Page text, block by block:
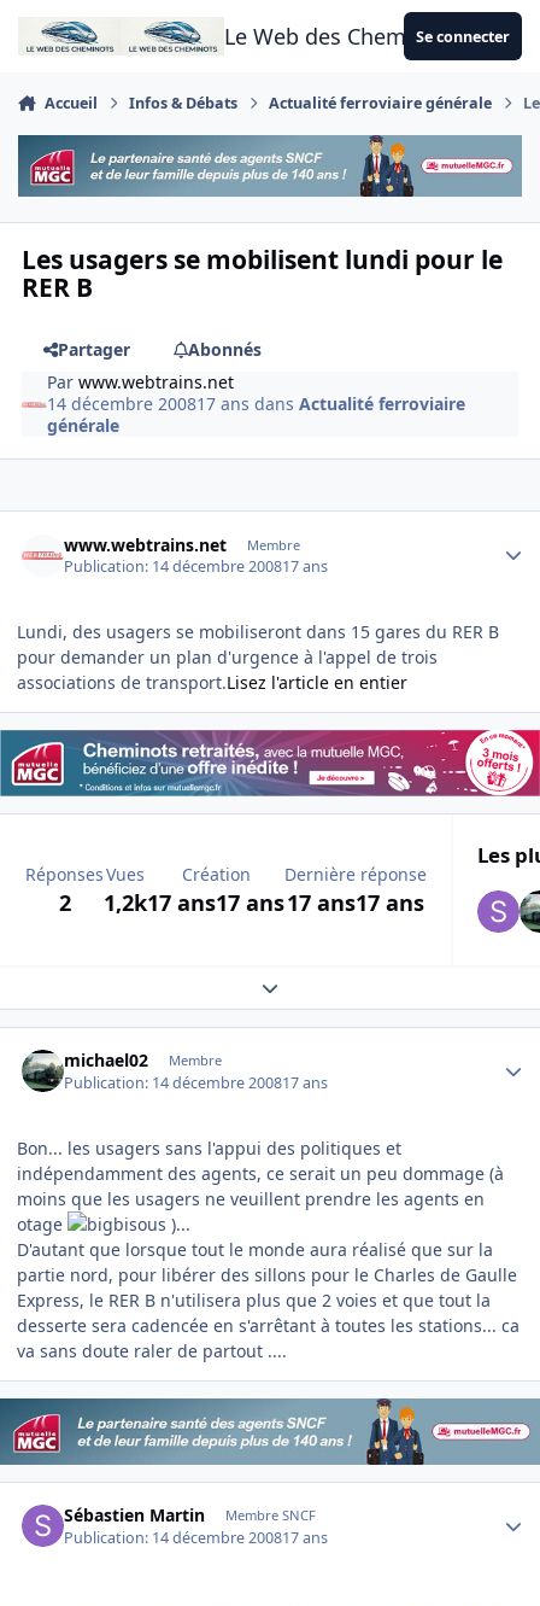
Aller au contenu
Le Web des CheminotsSe connecter
Accueil Infos & Débats Actualité ferroviaire générale
Les usagers se mobilisent lundi pour le
RER B
Partager
Abonnés
Parwww.webtrains.net
14 décembre 200817 ans dansActualité ferroviaire
générale
www.webtrains.net Membre
Publication: 14 décembre 200817 ans
Lundi, des usagers se mobiliseront dans 15 gares du RER B
pour demander un plan d'urgence à l'appel de trois
associations de transport.Lisez l'article en entier
Réponses
2
Vues
1,2k
Création
17 ans17 ans
Dernière réponse
17 ans17 ans
Les
Expand topic overview
michael02 Membre
Publication: 14 décembre 200817 ans
Bon... les usagers sans l'appui des politiques et
indépendamment des agents, ce serait un peu dommage (à
moins que les usagers ne veuillent prendre les agents en
otage
)...
D'autant que lorsque tout le monde aura réalisé que sur la
partie nord, pour libérer des sillons pour le Charles de Gaulle
Express, le RER B n'utilisera plus que 2 voies et que tout la
desserte sera cadencée en s'arrêtant à toutes les stations... ca
va sans doute raler de partout ....
Sébastien Martin Membre SNCF
Publication: 14 décembre 200817 ans